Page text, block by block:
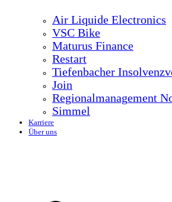
Air Liquide Electronics
VSC Bike
Maturus Finance
Restart
Tiefenbacher
Join
Regionalmanagement
Simmel
Karriere
Über uns